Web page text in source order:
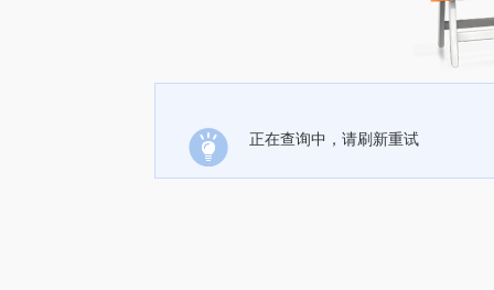
正在查询中，请刷新重试